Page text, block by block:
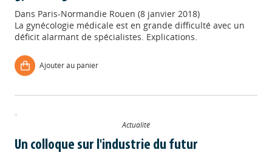
Dans Paris-Normandie Rouen (8 janvier 2018)
La gynécologie médicale est en grande difficulté avec un
déficit alarmant de spécialistes. Explications.
Ajouter au panier
Actualité
Un colloque sur l'industrie du futur